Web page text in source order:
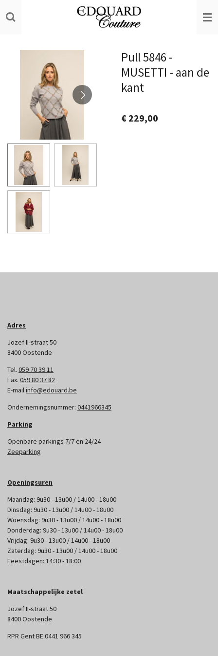
direct
Pull 5846 -
MUSETTI - aan de
kant
€ 229,00
Adres
Jozef II-straat 50
8400 Oostende
Tel. 059 70 39 11
Fax. 059 80 37 82
E-mailinfo@edouard.be
Ondernemingsnummer: 0441966345
Parking
Openbare parkings 7/7 en 24/24
Zeeparking
Openingsuren
Maandag: 9u30 - 13u00 / 14u00 - 18u00
Dinsdag: 9u30 - 13u00 / 14u00 - 18u00
Woensdag: 9u30 - 13u00 / 14u00 - 18u00
Donderdag: 9u30 - 13u00 / 14u00 - 18u00
Vrijdag: 9u30 - 13u00 / 14u00 - 18u00
Zaterdag: 9u30 - 13u00 / 14u00 - 18u00
Feestdagen: 14:30 - 18:00
Maatschappelijke zetel
Jozef II-straat 50
8400 Oostende
RPR Gent BE 0441 966 345